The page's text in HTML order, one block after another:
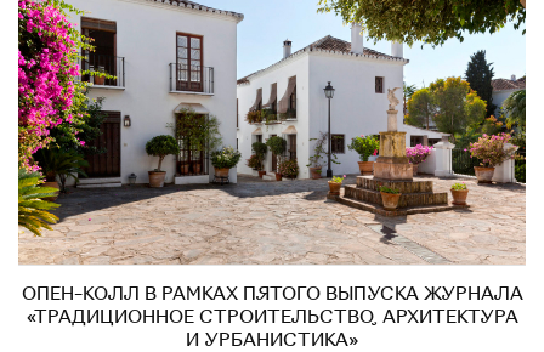
ОПЕН-КОЛЛ В РАМКАХ ПЯТОГО ВЫПУСКА ЖУРНАЛА
«ТРАДИЦИОННОЕ СТРОИТЕЛЬСТВО, АРХИТЕКТУРА
И УРБАНИСТИКА»